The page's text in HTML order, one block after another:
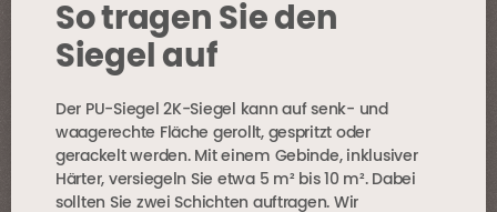
So tragen Sie den
Siegel auf
Der PU-Siegel 2K-Siegel kann auf senk- und
waagerechte Fläche gerollt, gespritzt oder
gerackelt werden. Mit einem Gebinde, inklusiver
Härter, versiegeln Sie etwa 5 m² bis 10 m². Dabei
sollten Sie zwei Schichten auftragen. Wir